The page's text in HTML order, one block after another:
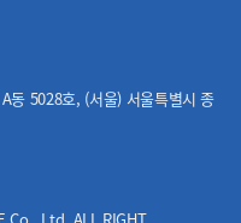
동 5028호, (서울) 서울특별시 종